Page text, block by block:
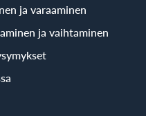
ja varaaminen
ja vaihtaminen